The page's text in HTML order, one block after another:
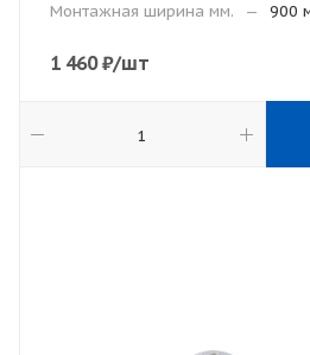
Монтажная ширина мм.
— 900
1 460₽/шт